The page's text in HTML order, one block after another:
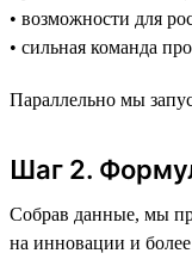
• возможности для
• сильная команда
Параллельно мы
Шаг 2.
Собрав данные, мы
на инновации и